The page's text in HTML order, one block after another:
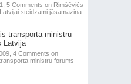
5 Comments on Rimšēvičs
steidzami jāsamazina
transporta ministru
Latvijā
4 Comments on
ministru forums